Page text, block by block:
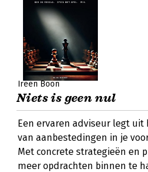
Ireen Boon
Niets is geen nul
Een ervaren adviseur legt uit
van aanbestedingen in je
Met concrete strategieën en
meer opdrachten binnen te